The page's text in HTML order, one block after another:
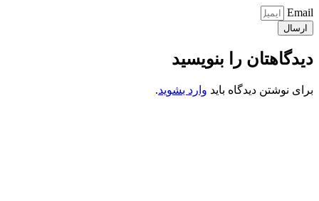
Email
ارسال
دیدگاهتان را بنویسید
برای نوشتن دیدگاه باید وارد بشوید.